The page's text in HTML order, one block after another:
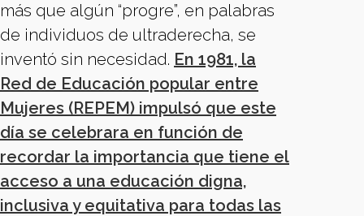
más que algún “progre”, en palabras
de individuos de ultraderecha, se
inventó sin necesidad. En 1981, la
Red de Educación popular entre
Mujeres (REPEM) impulsó que este
día se celebrara en función de
recordar la importancia que tiene el
acceso a una educación digna,
inclusiva y equitativa para todas las